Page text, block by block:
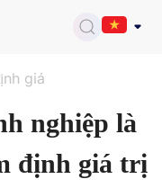
giá
nghiệp là
định giá trị